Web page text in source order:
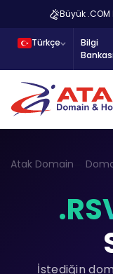
Büyük
Türkçe
Bilgi
Atak Domain
İstediğin